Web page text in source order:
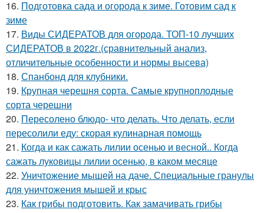
16. Подготовка сада и огорода к зиме. Готовим сад к
зиме
17. Виды СИДЕРАТОВ для огорода. ТОП-10 лучших
СИДЕРАТОВ в 2022г.(сравнительный анализ,
отличительные особенности и нормы высева)
18. Спанбонд для клубники.
19. Крупная черешня сорта. Самые крупноплодные
сорта черешни
20. Пересолено блюдо- что делать. Что делать, если
пересолили еду: скорая кулинарная помощь
21. Когда и как сажать лилии осенью и весной.. Когда
сажать луковицы лилии осенью, в каком месяце
22. Уничтожение мышей на даче. Специальные гранулы
для уничтожения мышей и крыс
23. Как грибы подготовить. Как замачивать грибы